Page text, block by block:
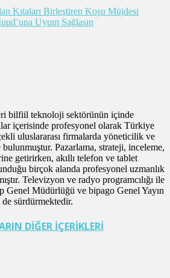
Kıtaları Birleştiren Koşu Müjdesi
Uyum Sağlasın
bilfiil teknoloji sektörünün içinde
içerisinde profesyonel olarak Türkiye
uluslararası firmalarda yöneticilik ve
bulunmuştur. Pazarlama, strateji, inceleme,
getirirken, akıllı telefon ve tablet
birçok alanda profesyonel uzmanlık
Televizyon ve radyo programcılığı ile
Genel Müdürlüğü ve bipago Genel Yayın
sürdürmektedir.
DİĞER İÇERİKLERİ